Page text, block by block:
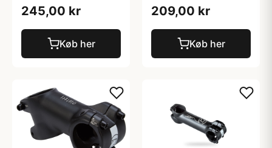
245,00 kr
Køb her
209,00 kr
Køb her